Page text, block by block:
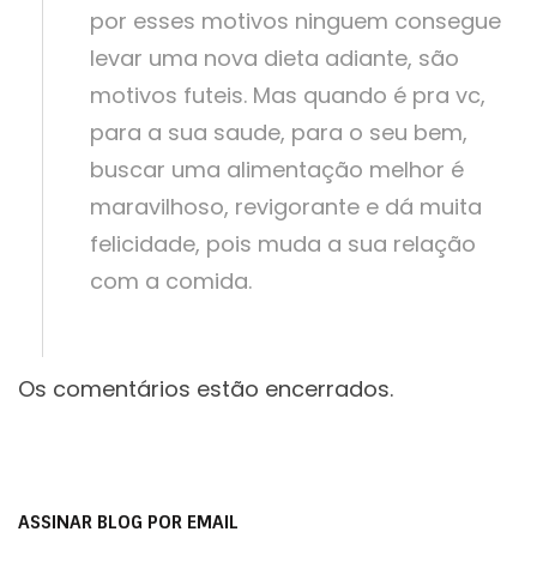
por esses motivos ninguem consegue
levar uma nova dieta adiante, são
motivos futeis. Mas quando é pra vc,
para a sua saude, para o seu bem,
buscar uma alimentação melhor é
maravilhoso, revigorante e dá muita
felicidade, pois muda a sua relação
com a comida.
Os comentários estão encerrados.
ASSINAR BLOG POR EMAIL